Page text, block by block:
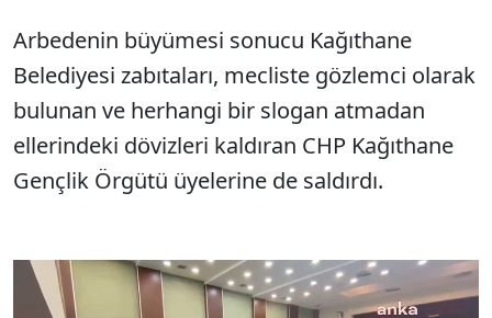
Arbedenin büyümesi sonucu Kağıthane
Belediyesi zabıtaları, mecliste gözlemci olarak
bulunan ve herhangi bir slogan atmadan
ellerindeki dövizleri kaldıran CHP Kağıthane
Gençlik Örgütü üyelerine de saldırdı.